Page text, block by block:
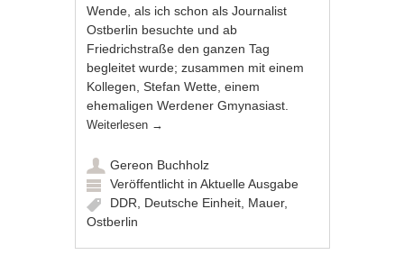
Wende, als ich schon als Journalist
Ostberlin besuchte und ab
Friedrichstraße den ganzen Tag
begleitet wurde; zusammen mit einem
Kollegen, Stefan Wette, einem
ehemaligen Werdener Gmynasiast.
Weiterlesen →
Gereon Buchholz
Veröffentlicht inAktuelle Ausgabe
DDR
Deutsche Einheit Mauer,
Ostberlin